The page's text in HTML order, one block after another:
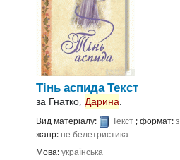
Тінь аспидаТекст
за Гнатко, Дарина.
Вид матеріалу: Текст; формат:
жанр:не белетристика
Мова:українська